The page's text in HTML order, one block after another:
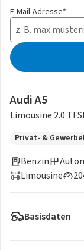
E-Mail-Adresse*
Audi A5
Limousine 2.0
Privat- &
Benzin
Limousine
Basisdaten